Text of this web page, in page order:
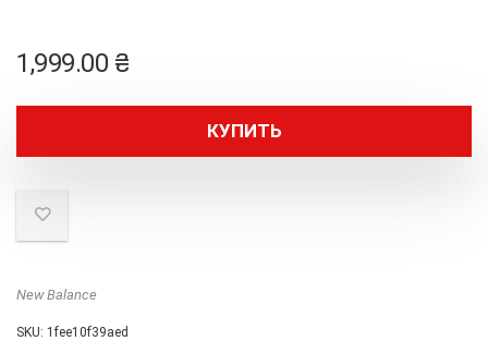
1,999.00 ₴
КУПИТЬ
New Balance
SKU: 1fee10f39aed